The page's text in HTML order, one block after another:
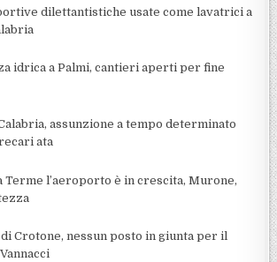
dilettantistiche usate come lavatrici a
idrica a Palmi, cantieri aperti per fine
assunzione a tempo determinato
ata
Terme l’aeroporto è in crescita, Murone,
Crotone, nessun posto in giunta per il